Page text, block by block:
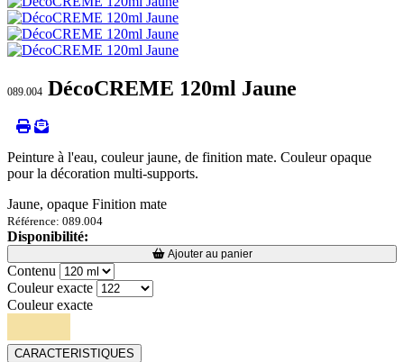
089.004 DécoCREME 120ml Jaune
Peinture à l'eau, couleur jaune, de finition mate. Couleur opaque
pour la décoration multi-supports.
Jaune, opaque Finition mate
Référence: 089.004
Disponibilité:
Loading...
Loading... Ajouter au panier
Contenu
Couleur exacte
Couleur exacte
CARACTERISTIQUES